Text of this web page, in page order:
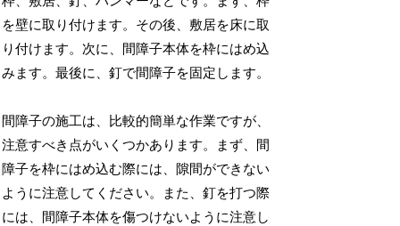
を壁に取り付けます。その後、敷居を床に取
り付けます。次に、間障子本体を枠にはめ込
みます。最後に、釘で間障子を固定します。
間障子の施工は、比較的簡単な作業ですが、
注意すべき点がいくつかあります。まず、間
障子を枠にはめ込む際には、隙間ができない
ように注意してください。また、釘を打つ際
には、間障子本体を傷つけないように注意し